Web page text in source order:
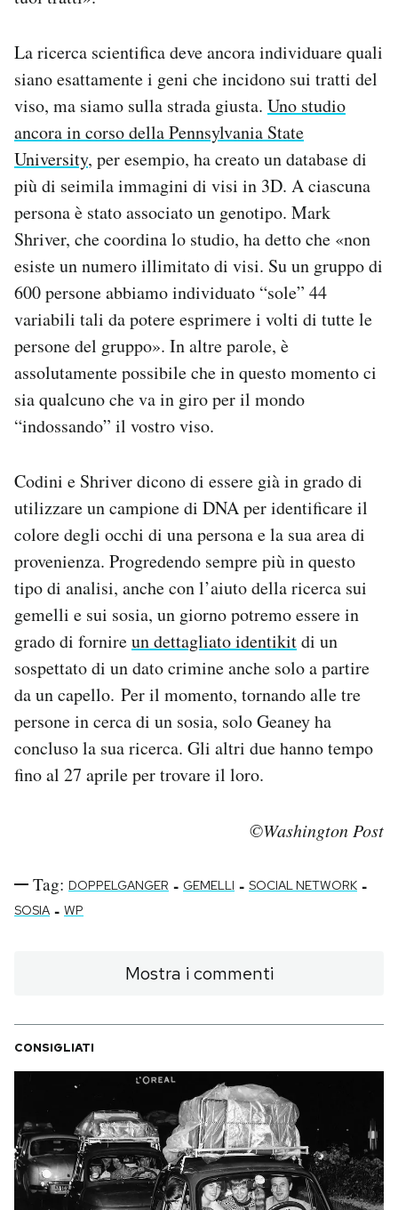
La ricerca scientifica deve ancora individuare quali
siano esattamente i geni che incidono sui tratti del
viso, ma siamo sulla strada giusta. Uno studio
ancora in corso della Pennsylvania State
University, per esempio, ha creato un database di
più di seimila immagini di visi in 3D. A ciascuna
persona è stato associato un genotipo. Mark
Shriver, che coordina lo studio, ha detto che «non
esiste un numero illimitato di visi. Su un gruppo di
600 persone abbiamo individuato “sole” 44
variabili tali da potere esprimere i volti di tutte le
persone del gruppo». In altre parole, è
assolutamente possibile che in questo momento ci
sia qualcuno che va in giro per il mondo
“indossando” il vostro viso.
Codini e Shriver dicono di essere già in grado di
utilizzare un campione di DNA per identificare il
colore degli occhi di una persona e la sua area di
provenienza. Progredendo sempre più in questo
tipo di analisi, anche con l’aiuto della ricerca sui
gemelli e sui sosia, un giorno potremo essere in
grado di fornireun dettagliato identikitdi un
sospettato di un dato crimine anche solo a partire
da un capello. Per il momento, tornando alle tre
persone in cerca di un sosia, solo Geaney ha
concluso la sua ricerca. Gli altri due hanno tempo
fino al 27 aprile per trovare il loro.
©Washington Post
Tag: DOPPELGANGER - GEMELLI - SOCIAL NETWORK -
SOSIA - WP
Mostra i commenti
CONSIGLIATI